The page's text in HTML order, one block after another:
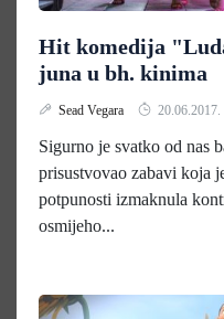
Hit komedija
juna u bh. kinima
Sead Vegara 20.06.2017.
Sigurno je svatko od nas
prisustvovao zabavi koja
potpunosti izmaknula
osmijeho...